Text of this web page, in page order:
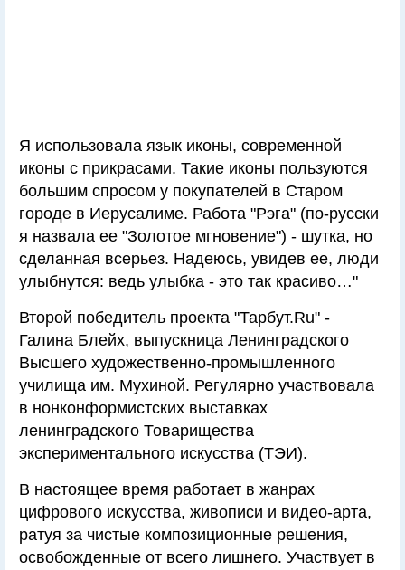
Я использовала язык иконы, современной
иконы с прикрасами. Такие иконы пользуются
большим спросом у покупателей в Старом
городе в Иерусалиме. Работа "Рэга" (по-русски
я назвала ее "Золотое мгновение") - шутка, но
сделанная всерьез. Надеюсь, увидев ее, люди
улыбнутся: ведь улыбка - это так красиво…"
Второй победитель проекта "Тарбут.Ru" -
Галина Блейх, выпускница Ленинградского
Высшего художественно-промышленного
училища им. Мухиной. Регулярно участвовала
в нонконформистских выставках
ленинградского Товарищества
экспериментального искусства (ТЭИ).
В настоящее время работает в жанрах
цифрового искусства, живописи и видео-арта,
ратуя за чистые композиционные решения,
освобожденные от всего лишнего. Участвует в